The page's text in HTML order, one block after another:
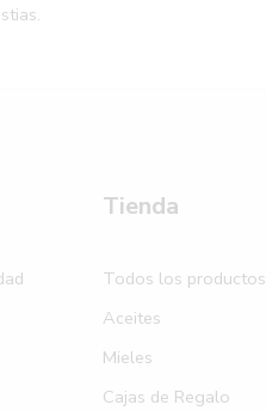
Tienda
Todos los productos
Aceites
Mieles
Cajas de Regalo